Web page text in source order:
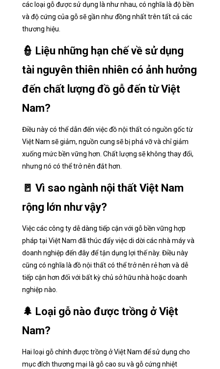
các loại gỗ được sử dụng là như nhau, có nghĩa là độ bền
và độ cứng của gỗ sẽ gần như đồng nhất trên tất cả các
thương hiệu.
👮 Liệu những hạn chế về sử dụng
tài nguyên thiên nhiên có ảnh hưởng
đến chất lượng đồ gỗ đến từ Việt
Nam?
Điều này có thể dẫn đến việc đồ nội thất có nguồn gốc từ
Việt Nam sẽ giảm, nguồn cung sẽ bị phá vỡ và chỉ giảm
xuống mức bền vững hơn. Chất lượng sẽ không thay đổi,
nhưng nó có thể trở nên đắt hơn.
🚪 Vì sao ngành nội thất Việt Nam
rộng lớn như vậy?
Việc các công ty dễ dàng tiếp cận với gỗ bền vững hợp
pháp tại Việt Nam đã thúc đẩy việc di dời các nhà máy và
doanh nghiệp đến đây để tận dụng lợi thế này. Điều này
cũng có nghĩa là đồ nội thất có thể trở nên rẻ hơn và dễ
tiếp cận hơn đối với bất kỳ chủ sở hữu nhà hoặc doanh
nghiệp nào.
🌲 Loại gỗ nào được trồng ở Việt
Nam?
Hai loại gỗ chính được trồng ở Việt Nam để sử dụng cho
mục đích thương mại là gỗ cao su và gỗ cứng nhiệt